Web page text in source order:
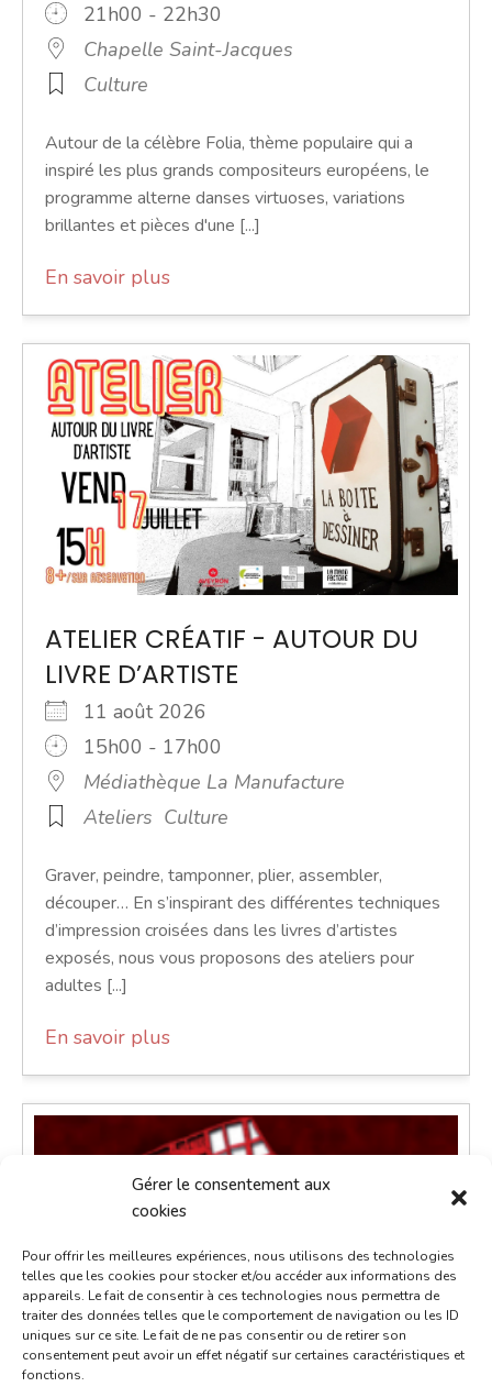
Gérer le consentement aux
cookies
Pour offrir les meilleures expériences, nous utilisons des technologies
telles que les cookies pour stocker et/ou accéder aux informations des
appareils. Le fait de consentir à ces technologies nous permettra de
traiter des données telles que le comportement de navigation ou les ID
uniques sur ce site. Le fait de ne pas consentir ou de retirer son
consentement peut avoir un effet négatif sur certaines caractéristiques et
fonctions.
21h00 - 22h30
Chapelle Saint-Jacques
Culture
Autour de la célèbre Folia, thème populaire qui a
inspiré les plus grands compositeurs européens, le
programme alterne danses virtuoses, variations
brillantes et pièces d'une [...]
En savoir plus
ATELIER CRÉATIF - AUTOUR DU
LIVRE D’ARTISTE
11 août 2026
15h00 - 17h00
Médiathèque La Manufacture
Ateliers Culture
Graver, peindre, tamponner, plier, assembler,
découper… En s’inspirant des différentes techniques
d’impression croisées dans les livres d’artistes
exposés, nous vous proposons des ateliers pour
adultes [...]
En savoir plus